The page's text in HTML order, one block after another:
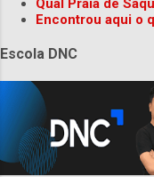
Qual Praia de
Encontrou aqui o
Escola DNC